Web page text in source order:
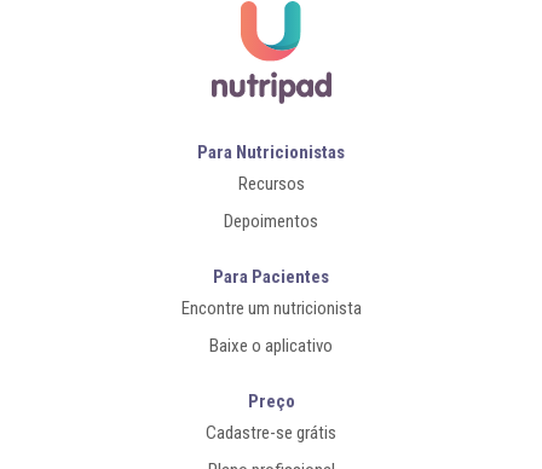
Para Nutricionistas
Recursos
Depoimentos
Para Pacientes
Encontre um nutricionista
Baixe o aplicativo
Preço
Cadastre-se grátis